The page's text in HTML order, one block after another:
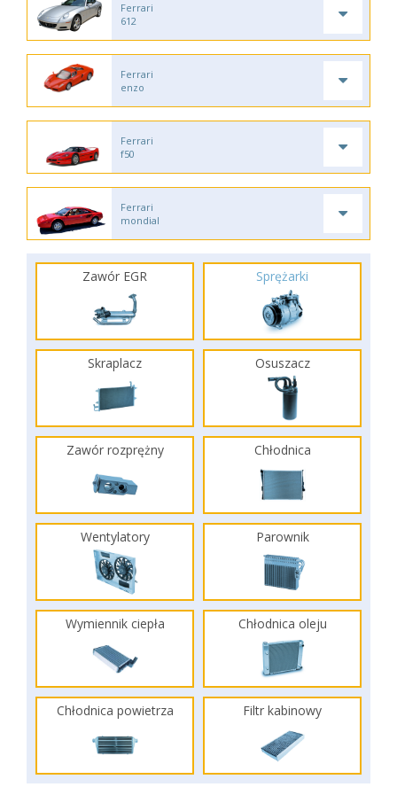
Ferrari
612
Ferrari
enzo
Ferrari
f50
Ferrari
mondial
Zawór EGR Sprężarki
Skraplacz Osuszacz
Zawór rozprężny Chłodnica
Wentylatory Parownik
Wymiennik ciepła Chłodnica oleju
Chłodnica powietrza Filtr kabinowy